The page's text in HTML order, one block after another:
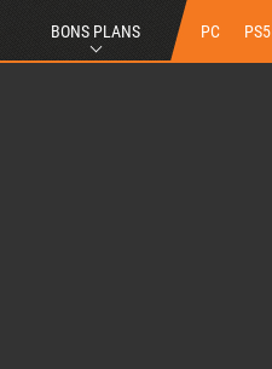
BONS PLANS PC PS5